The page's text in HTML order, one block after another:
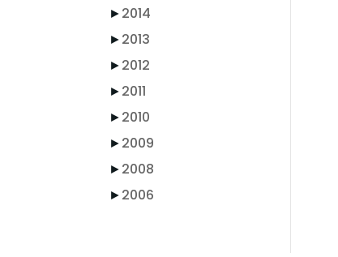
►2014
►2013
►2012
►2011
►2010
►2009
►2008
►2006